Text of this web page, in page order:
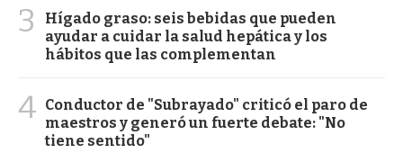
3
Hígado graso: seis bebidas que pueden
ayudar a cuidar la salud hepática y los
hábitos que las complementan
4 Conductor de "Subrayado" criticó el paro de
maestros y generó un fuerte debate: "No
tiene sentido"